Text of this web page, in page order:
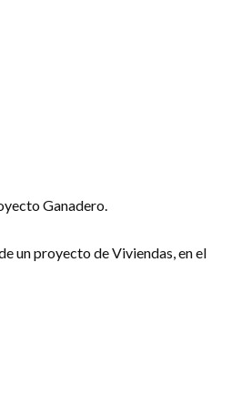
Ganadero.
un proyecto de Viviendas, en el